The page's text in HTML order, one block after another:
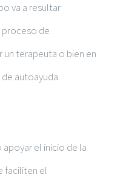
va a resultar
proceso de
un terapeuta o bien en
autoayuda.
apoyar el inicio de la
faciliten el